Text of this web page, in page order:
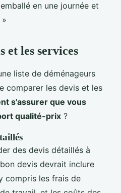
en une journée et
et les services
liste de déménageurs
comparer les devis et les
s'assurer que vous
qualité-prix ?
des devis détaillés à
devis devrait inclure
compris les frais de